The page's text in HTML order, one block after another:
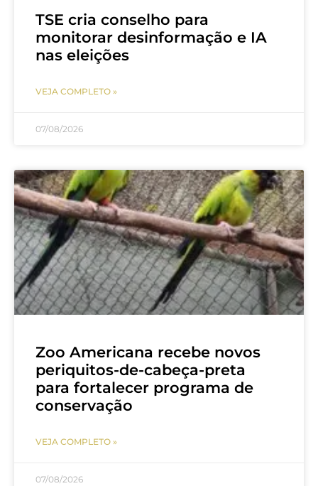
TSE cria conselho para
monitorar desinformação e IA
nas eleições
VEJA COMPLETO »
07/08/2026
Zoo Americana recebe novos
periquitos-de-cabeça-preta
para fortalecer programa de
conservação
VEJA COMPLETO »
07/08/2026